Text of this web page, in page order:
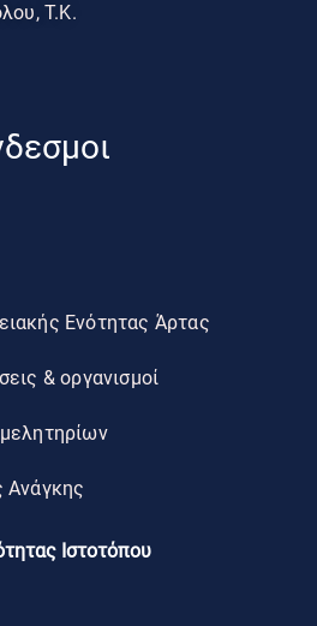
Τ.Κ.
Ενότητας Άρτας
& οργανισμοί
Ανάγκης
Ιστοτόπου